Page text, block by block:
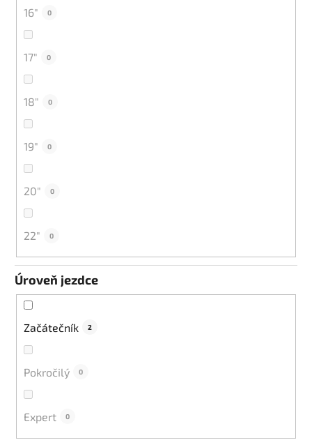
16" 0
17" 0
18" 0
19" 0
20" 0
22" 0
Úroveň jezdce
Začátečník 2
Pokročilý 0
Expert 0